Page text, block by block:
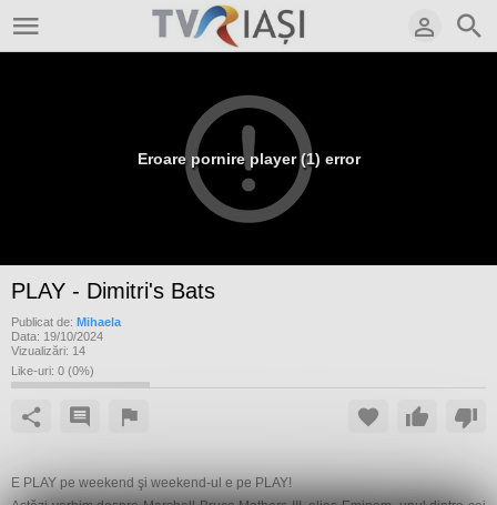
Eroare pornire player (1) error
PLAY - Dimitri's Bats
Publicat de: Mihaela
Data: 19/10/2024
Vizualizări: 14
Like-uri: 0 (0%)
E PLAY pe weekend şi weekend-ul e pe PLAY!